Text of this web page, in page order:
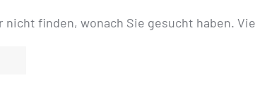
finden, wonach Sie gesucht haben.